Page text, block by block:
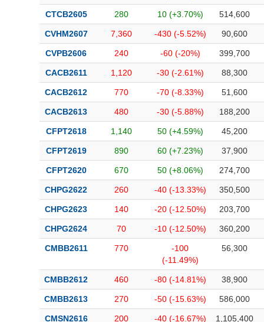
CTCB2605 280 10 (+3.70%) 514,600
CVHM2607 7,360 -430 (-5.52%) 90,600
CVPB2606 240 -60 (-20%) 399,700
CACB2611 1,120 -30 (-2.61%) 88,300
CACB2612 770 -70 (-8.33%) 51,600
CACB2613 480 -30 (-5.88%) 188,200
CFPT2618 1,140 50 (+4.59%) 45,200
CFPT2619 890 60 (+7.23%) 37,900
CFPT2620 670 50 (+8.06%) 274,700
CHPG2622 260 -40 (-13.33%) 350,500
CHPG2623 140 -20 (-12.50%) 203,700
CHPG2624 70 -10 (-12.50%) 360,200
CMBB2611 770
-100
(-11.49%)
56,300
CMBB2612 460 -80 (-14.81%) 38,900
CMBB2613 270 -50 (-15.63%) 586,000
CMSN2616 200 -40 (-16.67%) 1,105,400